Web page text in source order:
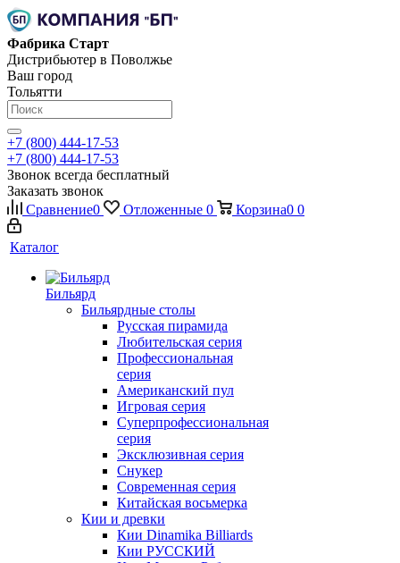
Фабрика Старт
Дистрибьютер в Поволжье
Ваш город
Тольятти
+7 (800) 444-17-53
+7 (800) 444-17-53
Звонок всегда бесплатный
Заказать звонок
Сравнение0 Отложенные 0 Корзина0 0
Каталог
Бильярд
Бильярдные столы
Русская пирамида
Любительская серия
Профессиональная
серия
Американский пул
Игровая серия
Суперпрофессиональная
серия
Эксклюзивная серия
Снукер
Современная серия
Китайская восьмерка
Кии и древки
Кии Dinamika Billiards
Кии РУССКИЙ